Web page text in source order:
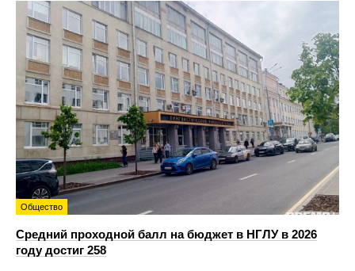
Общество
Средний проходной балл на бюджет в НГЛУ в 2026
году достиг 258